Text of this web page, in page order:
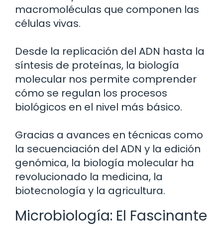
macromoléculas que componen las
células vivas.
Desde la replicación del ADN hasta la
síntesis de proteínas, la biología
molecular nos permite comprender
cómo se regulan los procesos
biológicos en el nivel más básico.
Gracias a avances en técnicas como
la secuenciación del ADN y la edición
genómica, la biología molecular ha
revolucionado la medicina, la
biotecnología y la agricultura.
Microbiología: El Fascinante